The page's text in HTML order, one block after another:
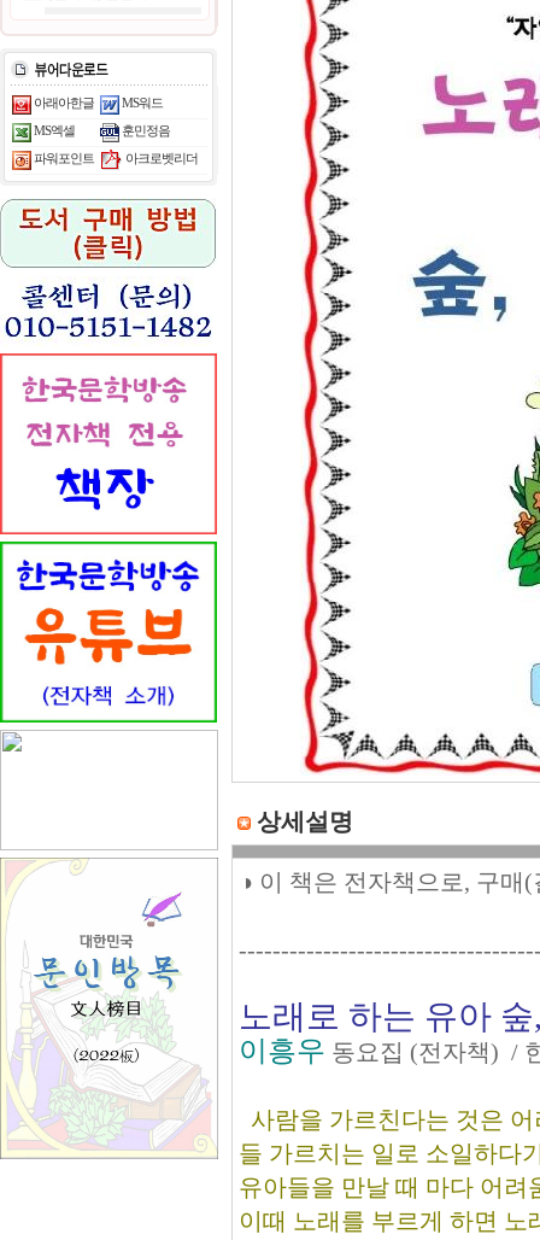
아래아한글 MS워드
MS엑셀 훈민정음
파워포인트 아크로벳리더
상세설명
◑ 이 책은 전자책으로, 구매
노래로 하는 유아
이흥우 동요집 (전자책) /
사람을 가르친다는 것은
들 가르치는 일로 소일하다
유아들을 만날 때 마다 어
이때 노래를 부르게 하면 노